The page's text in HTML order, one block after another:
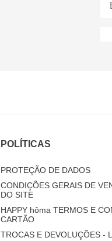
POLÍTICAS
PROTEÇÃO DE DADOS
CONDIÇÕES GERAIS DE
DO SITE
HAPPY hôma TERMOS E
CARTÃO
TROCAS E DEVOLUÇÕES -